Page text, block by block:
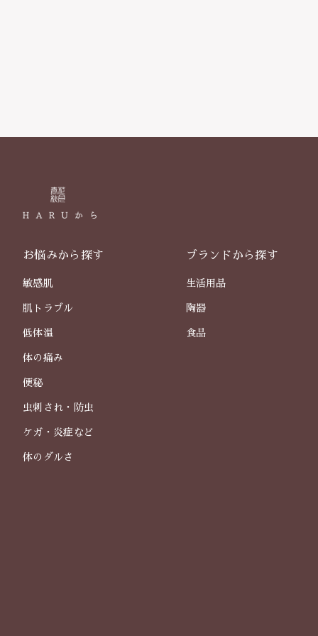
お悩みから探す
敏感肌
肌トラブル
低体温
体の痛み
便秘
虫刺され・防虫
ケガ・炎症など
体のダルさ
ブランドから探す
生活用品
陶器
食品